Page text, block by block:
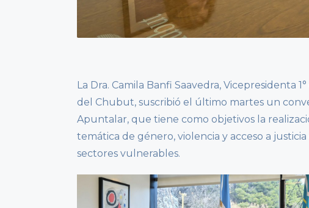
La Dra. Camila Banfi Saavedra, Vicepresidenta
del Chubut, suscribió el último martes un
Apuntalar, que tiene como objetivos la
temática de género, violencia y acceso a
sectores vulnerables.